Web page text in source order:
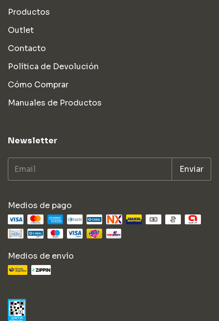
Productos
Outlet
Contacto
Política de Devolución
Cómo Comprar
Manuales de Productos
Newsletter
Medios de pago
Medios de envío